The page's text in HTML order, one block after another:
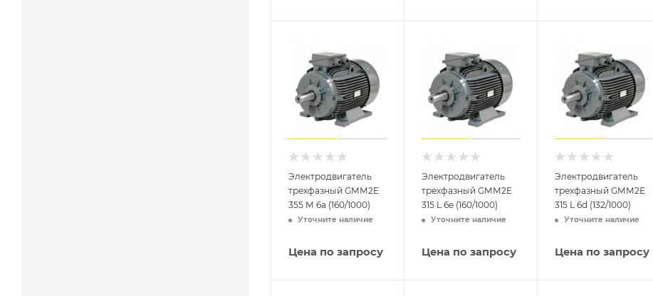
Электродвигатель
трехфазный GMM2E
355 M 6a (160/1000)
Уточните наличие
Цена по запросу
Электродвигатель
трехфазный GMM2E
315 L 6e (160/1000)
Уточните наличие
Цена по запросу
Электродвигатель
трехфазный GMM2E
315 L 6d (132/1000)
Уточните наличие
Цена по запросу